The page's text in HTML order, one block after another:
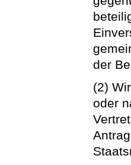
der
(2)
oder